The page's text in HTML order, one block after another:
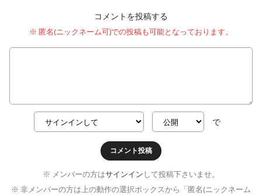
コメントを投稿する
※ 匿名(ニックネーム可)での投稿も可能となっております。
で
コメント投稿
※ メンバーの方はサインイン して投稿下さいませ。
※ 非メンバーの方は上の動作の選択ボックスから「匿名(ニックネーム